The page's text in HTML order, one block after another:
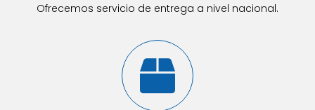
Ofrecemos servicio de entrega a nivel nacional.